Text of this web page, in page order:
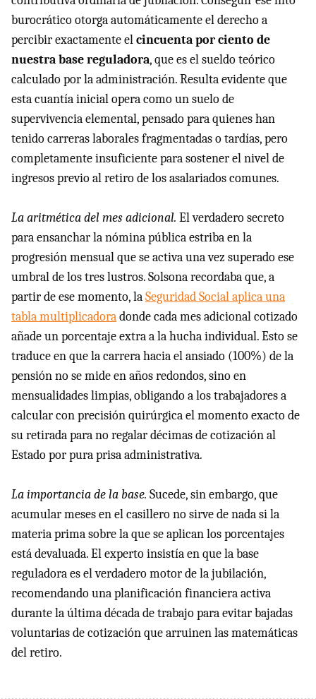
burocrático otorga automáticamente el derecho a
percibir exactamente elcincuenta por ciento de
nuestra base reguladora, que es el sueldo teórico
calculado por la administración. Resulta evidente que
esta cuantía inicial opera como un suelo de
supervivencia elemental, pensado para quienes han
tenido carreras laborales fragmentadas o tardías, pero
completamente insuficiente para sostener el nivel de
ingresos previo al retiro de los asalariados comunes.
La aritmética del mes adicional. El verdadero secreto
para ensanchar la nómina pública estriba en la
progresión mensual que se activa una vez superado ese
umbral de los tres lustros. Solsona recordaba que, a
partir de ese momento, laSeguridad Social aplica una
tabla multiplicadoradonde cada mes adicional cotizado
añade un porcentaje extra a la hucha individual. Esto se
traduce en que la carrera hacia el ansiado (100%) de la
pensión no se mide en años redondos, sino en
mensualidades limpias, obligando a los trabajadores a
calcular con precisión quirúrgica el momento exacto de
su retirada para no regalar décimas de cotización al
Estado por pura prisa administrativa.
La importancia de la base. Sucede, sin embargo, que
acumular meses en el casillero no sirve de nada si la
materia prima sobre la que se aplican los porcentajes
está devaluada. El experto insistía en que la base
reguladora es el verdadero motor de la jubilación,
recomendando una planificación financiera activa
durante la última década de trabajo para evitar bajadas
voluntarias de cotización que arruinen las matemáticas
del retiro.